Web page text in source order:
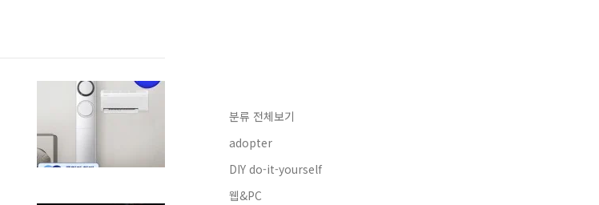
분류 전체보기
adopter
DIY do-it-yourself
웹&PC